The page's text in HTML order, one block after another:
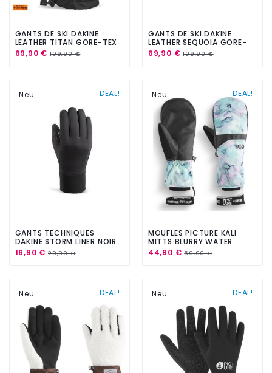
GANTS DE SKI DAKINE
LEATHER TITAN GORE-TEX
BLACK
69,90 € 109,90 €
GANTS DE SKI DAKINE
LEATHER SEQUOIA GORE-
TEX BLACK
69,90 €109,90 €
DEAL!
Neu
GANTS TECHNIQUES
DAKINE STORM LINER NOIR
16,90 € 29,90 €
DEAL!
Neu
MOUFLES PICTURE KALI
MITTS BLURRY WATER
PRINT
44,90 €59,90 €
DEAL!
Neu DEAL!
Neu